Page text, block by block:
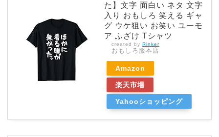
た】文字 面白い ネタ 文字
入り おもしろ 笑える ギャ
グ ウケ狙い お笑い ユーモ
ア ふざけ Tシャツ
created by Rinker
おもしろ服本店
Amazon
楽天市場
Yahooショッピング